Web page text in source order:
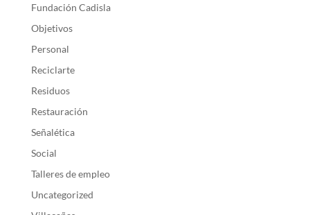
Fundación Cadisla
Objetivos
Personal
Reciclarte
Residuos
Restauración
Señalética
Social
Talleres de empleo
Uncategorized